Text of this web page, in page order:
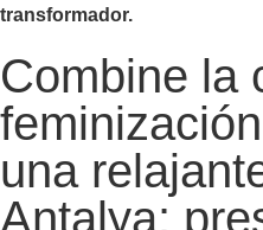
transformador.
Combine la
una
Antalya: